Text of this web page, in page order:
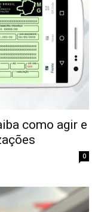
como agir e
0